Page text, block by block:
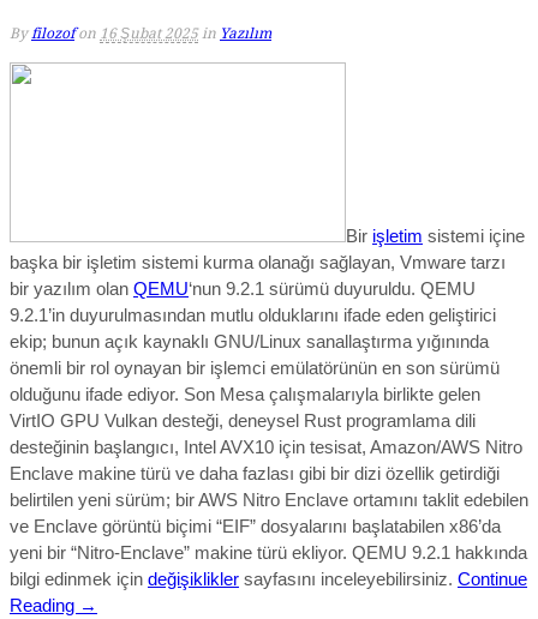
By filozof on 16 Şubat 2025 in Yazılım
Bir işletim sistemi içine
başka bir işletim sistemi kurma olanağı sağlayan, Vmware tarzı
bir yazılım olan QEMU‘nun 9.2.1 sürümü duyuruldu. QEMU
9.2.1’in duyurulmasından mutlu olduklarını ifade eden geliştirici
ekip; bunun açık kaynaklı GNU/Linux sanallaştırma yığınında
önemli bir rol oynayan bir işlemci emülatörünün en son sürümü
olduğunu ifade ediyor. Son Mesa çalışmalarıyla birlikte gelen
VirtIO GPU Vulkan desteği, deneysel Rust programlama dili
desteğinin başlangıcı, Intel AVX10 için tesisat, Amazon/AWS Nitro
Enclave makine türü ve daha fazlası gibi bir dizi özellik getirdiği
belirtilen yeni sürüm; bir AWS Nitro Enclave ortamını taklit edebilen
ve Enclave görüntü biçimi “EIF” dosyalarını başlatabilen x86’da
yeni bir “Nitro-Enclave” makine türü ekliyor. QEMU 9.2.1 hakkında
bilgi edinmek için değişiklikler sayfasını inceleyebilirsiniz. Continue
Reading →